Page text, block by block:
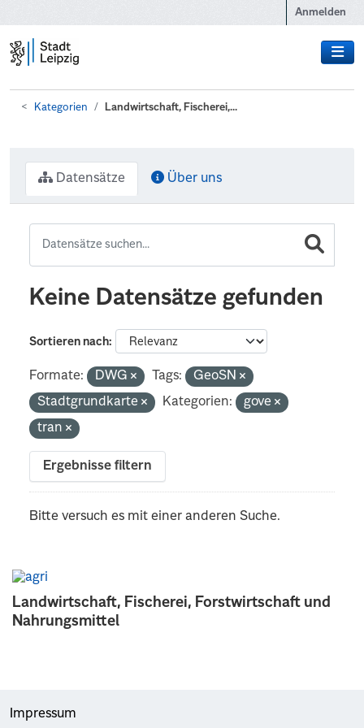
Anmelden
Kategorien Landwirtschaft, Fischerei,...
Landwirtschaft, Fischerei, Forstwirtschaft und
Nahrungsmittel
Datensätze Über uns
Keine Datensätze gefunden
Sortieren nach
Formate: DWG Tags:
GeoSN
Stadtgrundkarte
Kategorien:
gove
tran
Ergebnisse filtern
Bitte versuch es mit einer anderen Suche.
Impressum